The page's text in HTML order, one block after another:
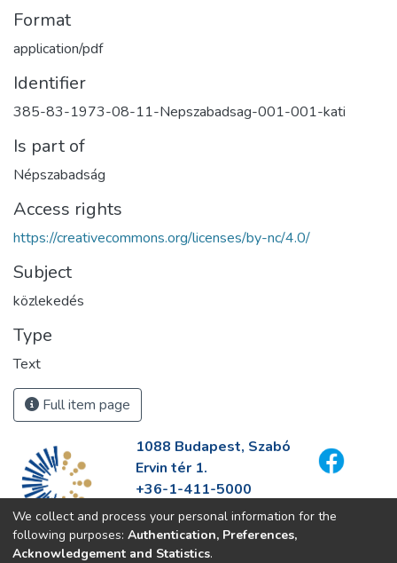
Format
application/pdf
Identifier
385-83-1973-08-11-Nepszabadsag-001-001-kati
Is part of
Népszabadság
Access rights
https://creativecommons.org/licenses/by-nc/4.0/
Subject
közlekedés
Type
Text
Full item page
1088 Budapest, Szabó
Ervin tér 1.
+36-1-411-5000
info@fszek.hu
https://fszek.hu
We collect and process your personal information for the
following purposes: Authentication, Preferences,
Acknowledgement and Statistics.